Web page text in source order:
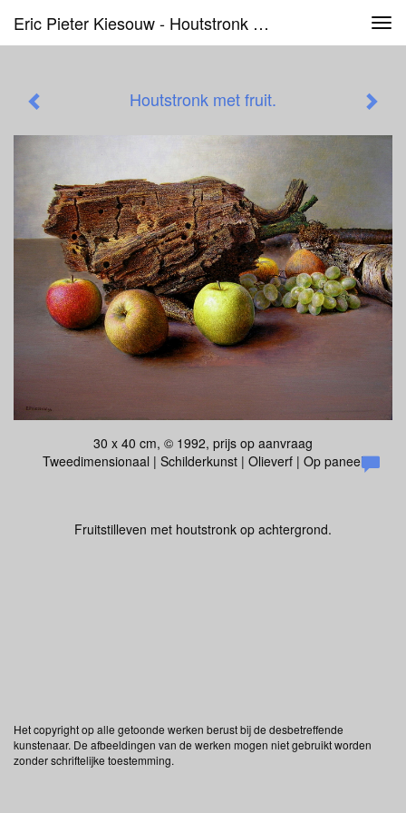
Eric Pieter Kiesouw - Houtstronk Met Fruit.
Houtstronk met fruit.
30 x 40 cm, © 1992, prijs op aanvraag
Tweedimensionaal | Schilderkunst | Olieverf | Op paneel
Fruitstilleven met houtstronk op achtergrond.
Het copyright op alle getoonde werken berust bij de desbetreffende
kunstenaar. De afbeeldingen van de werken mogen niet gebruikt worden
zonder schriftelijke toestemming.